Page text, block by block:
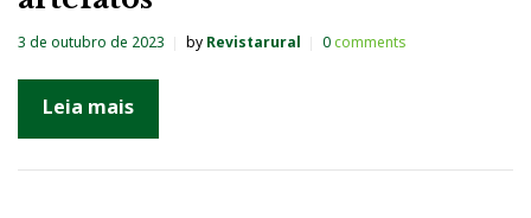
3 de outubro de 2023 by Revistarural 0comments
Leia mais